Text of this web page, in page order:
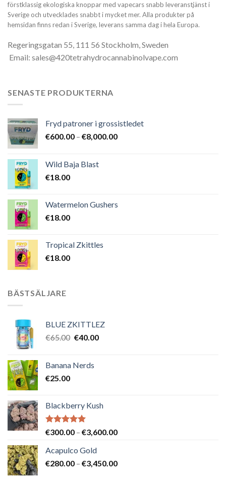
förstklassig ekologiska knoppar med vapecars snabb leveranstjänst i
Sverige och utvecklades snabbt i mycket mer. Alla produkter på
hemsidan finns redan i Sverige, leverans samma dag i hela Europa.
Regeringsgatan 55, 111 56 Stockholm, Sweden
Email: sales@420tetrahydrocannabinolvape.com
SENASTE PRODUKTERNA
Fryd patroner i grossistledet
€600.00 – €8,000.00Prisintervall:
Wild Baja Blast
€18.00
Watermelon Gushers
€18.00
Tropical Zkittles
€18.00
BÄSTSÄLJARE
BLUE ZKITTLEZ
€65.00 Det
var:
€40.00Det
Banana Nerds
€25.00
Blackberry Kush
Betygsatt
€300.00 – €3,600.00Prisintervall:
€3,600.00
Acapulco Gold
€280.00 – €3,450.00Prisintervall: